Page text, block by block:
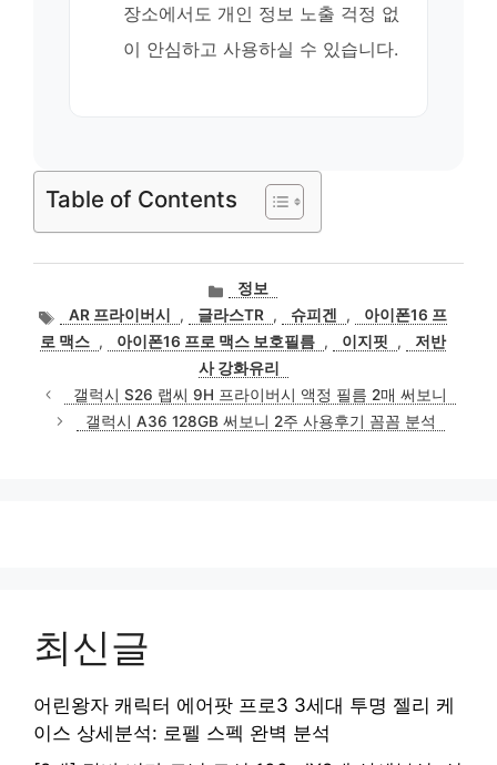
장소에서도 개인 정보 노출 걱정 없
이 안심하고 사용하실 수 있습니다.
Table of Contents
카
테
고
리
정보
태
그
AR 프라이버시 , 글라스TR , 슈피겐 ,
아이폰16 프
로 맥스 , 아이폰16 프로 맥스 보호필름 , 이지핏 ,
저반
사 강화유리
갤럭시 S26 랩씨 9H 프라이버시 액정 필름 2매 써보니
갤럭시 A36 128GB 써보니 2주 사용후기 꼼꼼 분석
최신글
어린왕자 캐릭터 에어팟 프로3 3세대 투명 젤리 케
이스 상세분석: 로펠 스펙 완벽 분석